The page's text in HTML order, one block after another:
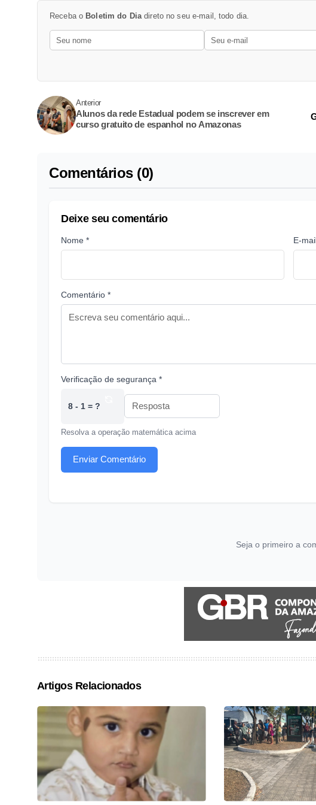
Receba o Boletim do Diadireto no seu e-mail, todo dia.
Anterior
Alunos da rede Estadual podem se inscrever em
curso gratuito de espanhol no Amazonas
Comentários (0)
Deixe seu comentário
Nome * E-
Comentário *
Verificação de segurança *
8 - 1 = ?
Resolva a operação matemática acima
Enviar Comentário
Seja o primeiro a
Artigos Relacionados